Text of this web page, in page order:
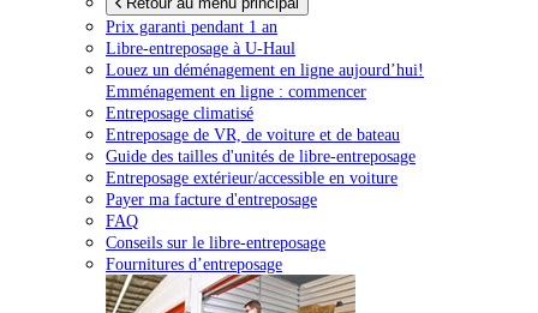
Prix garanti pendant 1 an
Libre-entreposage à U-Haul
Louez un déménagement en ligne aujourd’hui!
Emménagement en ligne : commencer
Entreposage climatisé
Entreposage de VR, de voiture et de bateau
Guide des tailles d'unités de libre-entreposage
Entreposage extérieur/accessible en voiture
Payer ma facture d'entreposage
FAQ
Conseils sur le libre-entreposage
Fournitures d’entreposage